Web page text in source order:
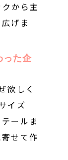
から主
げま
った企
欲しく
イズ
ールま
せて作